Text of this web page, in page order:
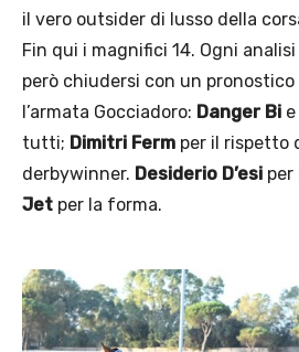
il vero outsider di lusso della
Fin qui i magnifici 14. Ogni
però chiudersi con un
l’armata Gocciadoro: Danger Bi e
tutti; Dimitri Ferm per il rispetto
derbywinner. Desiderio D’esi per
Jet per la forma.